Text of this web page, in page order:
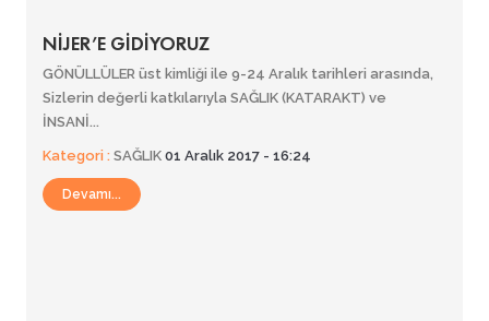
NİJER’E GİDİYORUZ
GÖNÜLLÜLER üst kimliği ile 9-24 Aralık tarihleri arasında,
Sizlerin değerli katkılarıyla SAĞLIK (KATARAKT) ve
İNSANİ...
Kategori : SAĞLIK 01 Aralık 2017 - 16:24
Devamı...